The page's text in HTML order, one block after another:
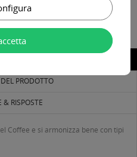
PRODOTTO
RISPOSTE
Coffee e si armonizza bene con tipi